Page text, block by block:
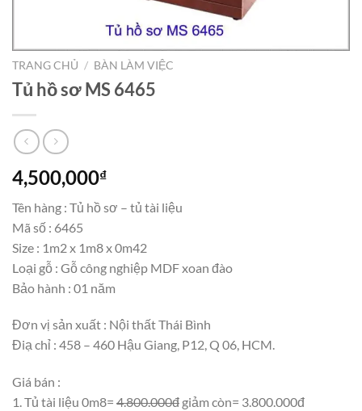
TRANG CHỦ / BÀN LÀM VIỆC
Tủ hồ sơ MS 6465
4,500,000₫
Tên hàng : Tủ hồ sơ – tủ tài liệu
Mã số : 6465
Size : 1m2 x 1m8 x 0m42
Loại gỗ : Gỗ công nghiệp MDF xoan đào
Bảo hành : 01 năm
Đơn vị sản xuất : Nội thất Thái Bình
Điạ chỉ : 458 – 460 Hậu Giang, P12, Q 06, HCM.
Giá bán :
1. Tủ tài liệu 0m8= 4.800.000đ giảm còn= 3.800.000đ